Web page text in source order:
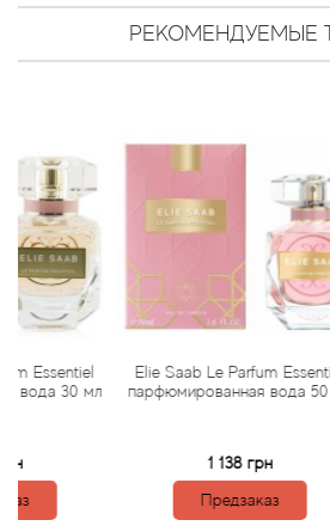
РЕКОМЕНДУЕМЫЕ
мл
Elie Saab Le Parfum Essentiel
парфюмированная вода 50 мл
1 138 грн
Предзаказ
ArteOlfatto
Asgharali
Atelier Cologne
Atelier Des Ors
Atkinsons